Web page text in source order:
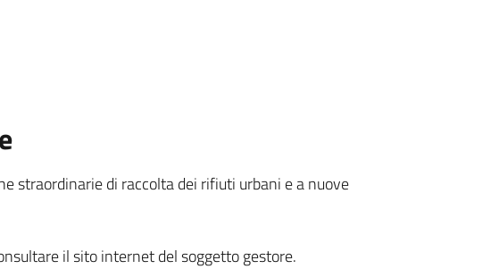
straordinarie di raccolta dei rifiuti urbani e a nuove
il sito internet del soggetto gestore.